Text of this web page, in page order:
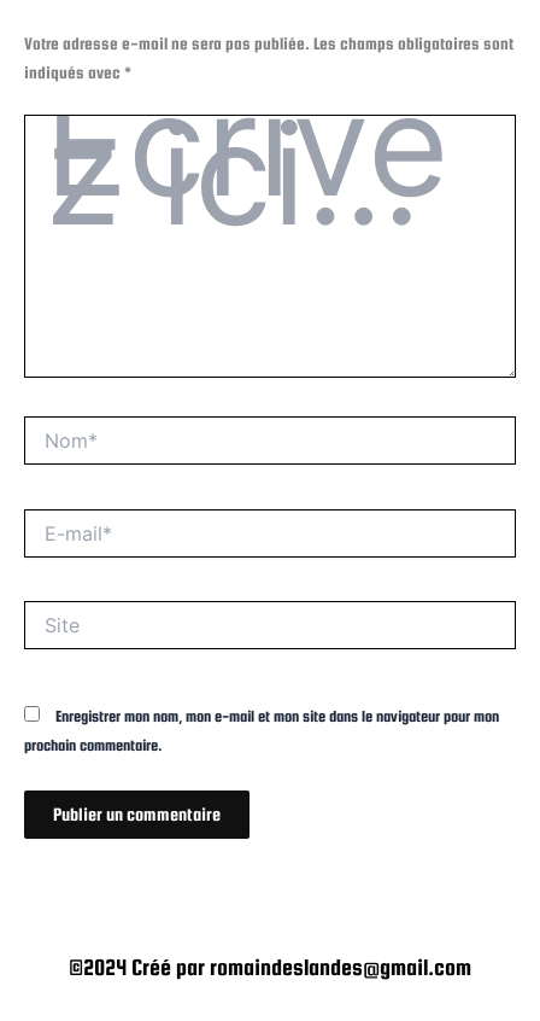
Votre adresse e-mail ne sera pas publiée. Les champs obligatoires sont
indiqués avec *
mail*
Enregistrer mon nom, mon e-mail et mon site dans le navigateur pour mon
prochain commentaire.
©2024 Créé par romaindeslandes@gmail.com